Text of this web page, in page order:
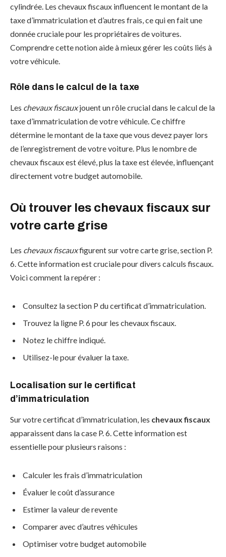
cylindrée. Les chevaux fiscaux influencent le montant de la
taxe d’immatriculation et d’autres frais, ce qui en fait une
donnée cruciale pour les propriétaires de voitures.
Comprendre cette notion aide à mieux gérer les coûts liés à
votre véhicule.
Rôle dans le calcul de la taxe
Les chevaux fiscauxjouent un rôle crucial dans le calcul de la
taxe d’immatriculation de votre véhicule. Ce chiffre
détermine le montant de la taxe que vous devez payer lors
de l’enregistrement de votre voiture. Plus le nombre de
chevaux fiscaux est élevé, plus la taxe est élevée, influençant
directement votre budget automobile.
Où trouver les chevaux fiscaux sur
votre carte grise
Les chevaux fiscauxfigurent sur votre carte grise, section P.
6. Cette information est cruciale pour divers calculs fiscaux.
Voici comment la repérer :
Consultez la section P du certificat d’immatriculation.
Trouvez la ligne P. 6 pour les chevaux fiscaux.
Notez le chiffre indiqué.
Utilisez-le pour évaluer la taxe.
Localisation sur le certificat
d’immatriculation
Sur votre certificat d’immatriculation, les chevaux fiscaux
apparaissent dans la case P. 6. Cette information est
essentielle pour plusieurs raisons :
Calculer les frais d’immatriculation
Évaluer le coût d’assurance
Estimer la valeur de revente
Comparer avec d’autres véhicules
Optimiser votre budget automobile